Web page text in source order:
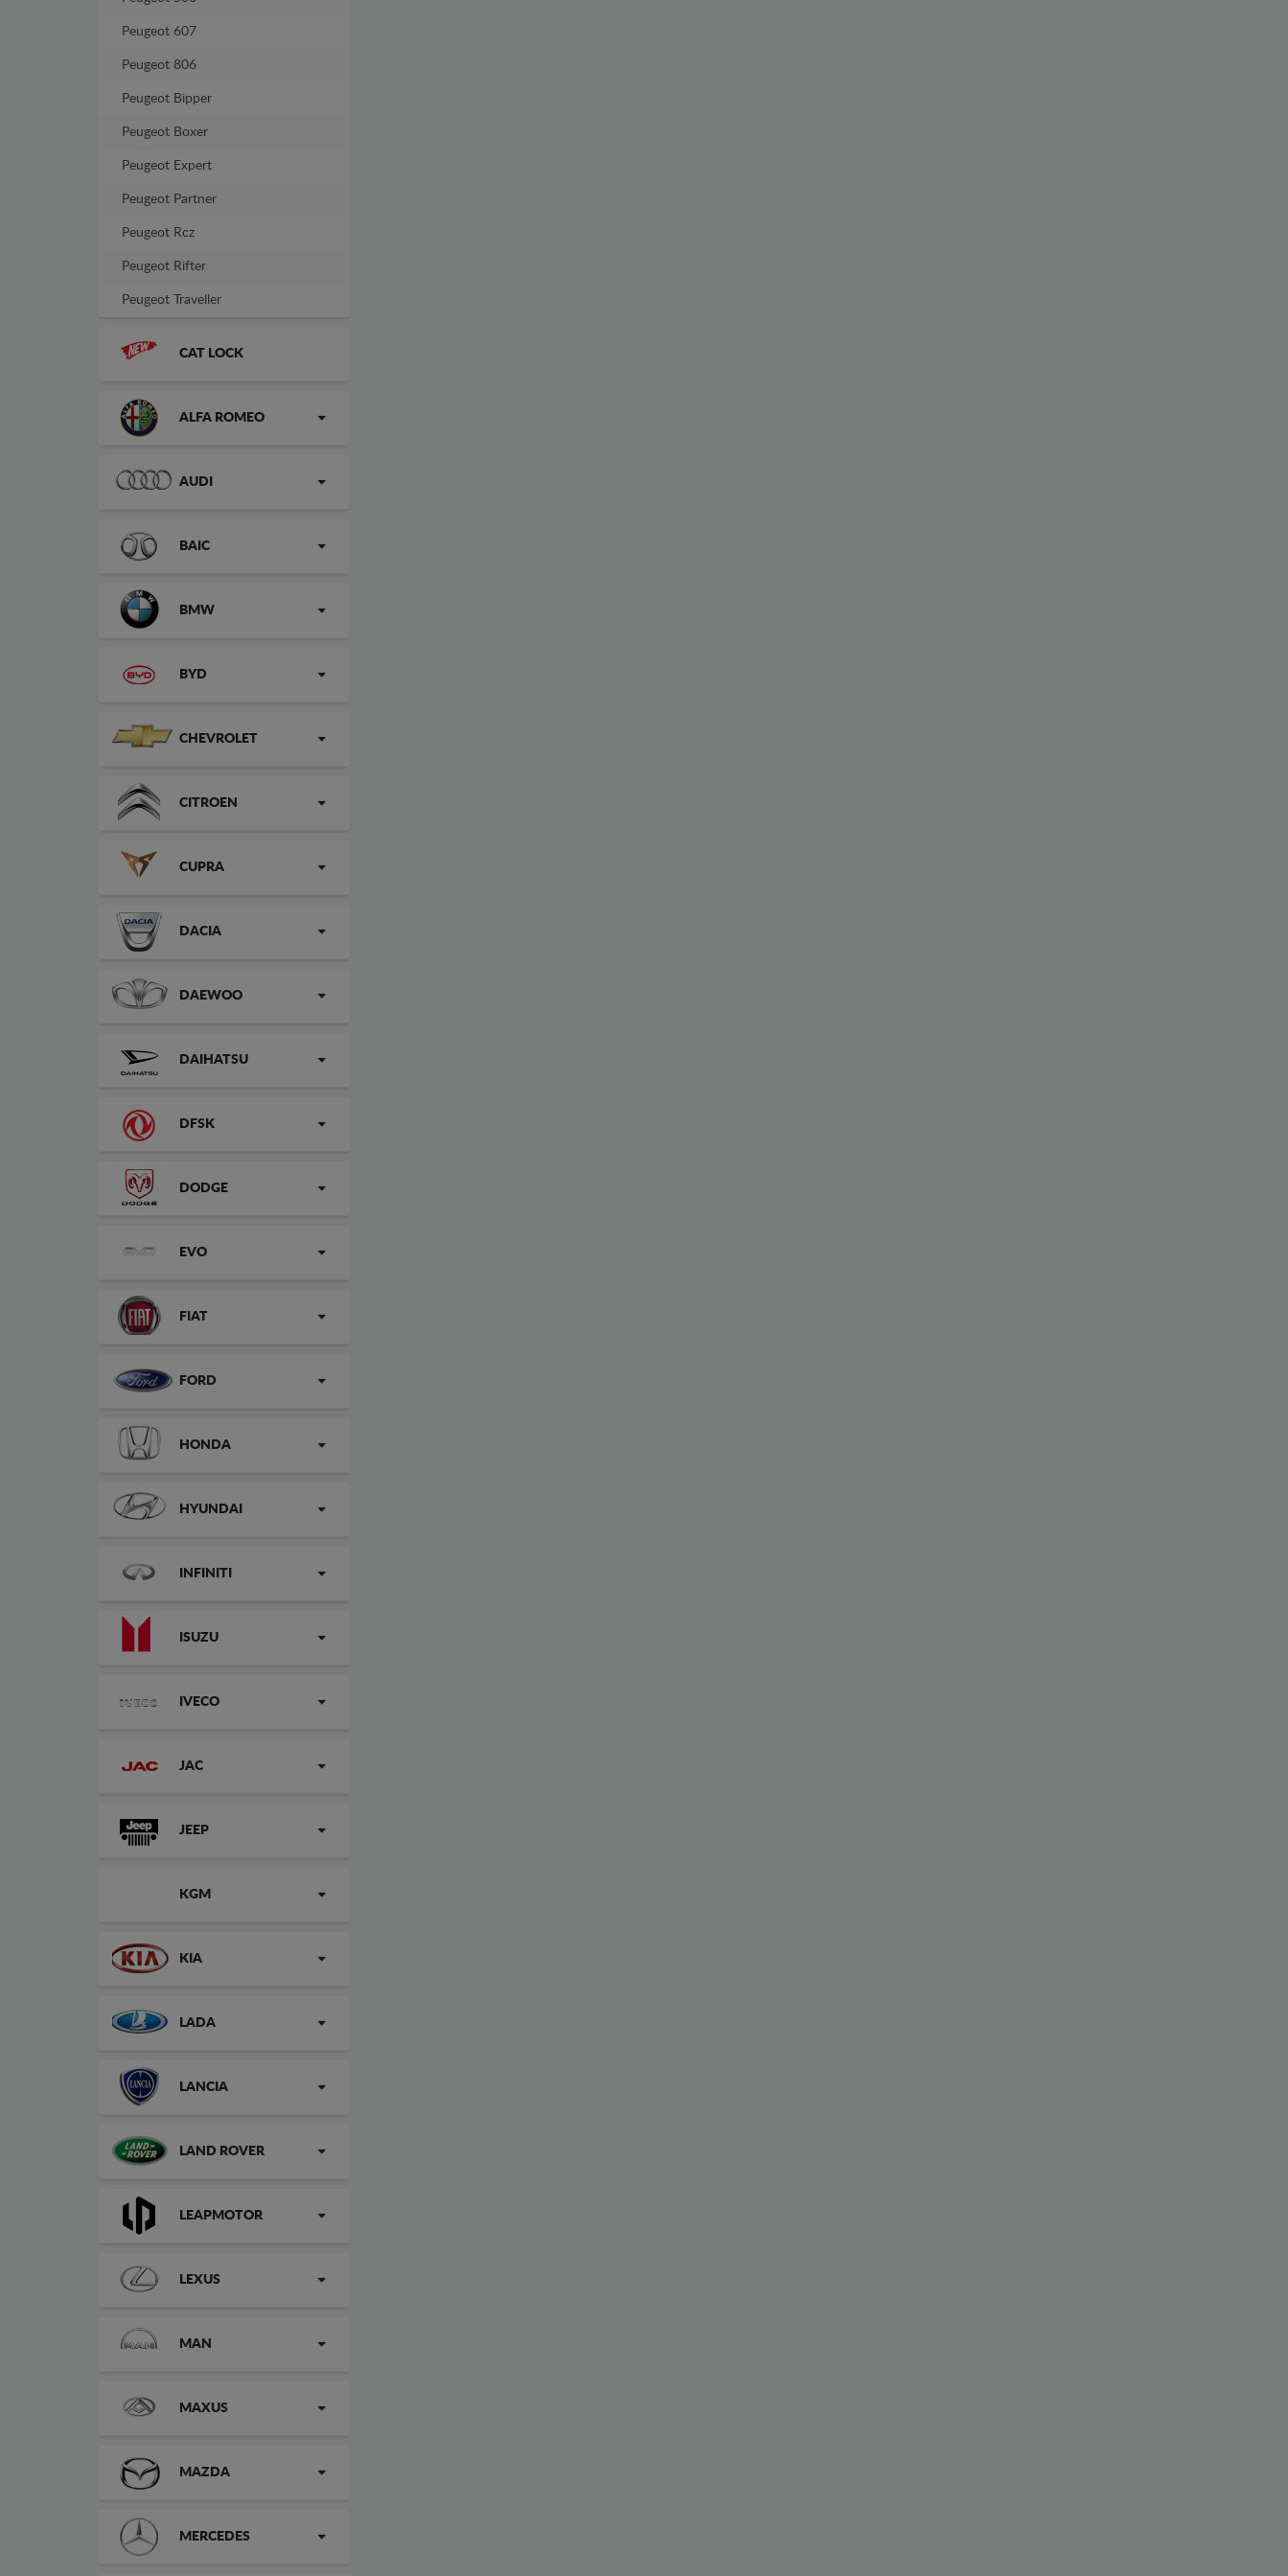
Peugeot 607
Peugeot 806
Peugeot Bipper
Peugeot Boxer
Peugeot Expert
Peugeot Partner
Peugeot Rcz
Peugeot Rifter
Peugeot Traveller
CAT LOCK
ALFA ROMEO
AUDI
BAIC
BMW
BYD
CHEVROLET
CITROEN
CUPRA
DACIA
DAEWOO
DAIHATSU
DFSK
DODGE
EVO
FIAT
FORD
HONDA
HYUNDAI
INFINITI
ISUZU
IVECO
JAC
JEEP
KGM
KIA
LADA
LANCIA
LAND ROVER
LEAPMOTOR
LEXUS
MAN
MAXUS
MAZDA
MERCEDES